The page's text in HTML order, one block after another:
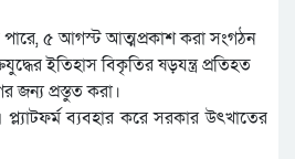
পারে, ৫ আগস্ট আত্মপ্রকাশ করা সংগঠন
ইতিহাস বিকৃতির ষড়যন্ত্র প্রতিহত
প্রস্তুত করা।
ব্যবহার করে সরকার উৎখাতের